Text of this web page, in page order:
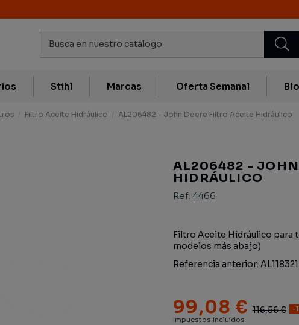
Stihl Marcas Oferta Semanal
Filtro Aceite Hidráulico AL206482 - John Deere Filtro Aceite Hidráulico
AL206482 - JOHN
HIDRÁULICO
Ref: 4466
Filtro Aceite Hidráulico para
modelos más abajo)
Referencia anterior: AL118321
99,08 € 116,56 € -
Impuestos incluidos